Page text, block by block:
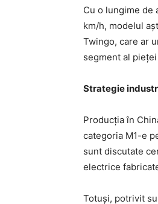
Cu o lungime de
km/h, modelul
Twingo, care ar
segment al
Strategie
Producția în
categoria M1-e
sunt discutate
electrice
Totuși, potrivit